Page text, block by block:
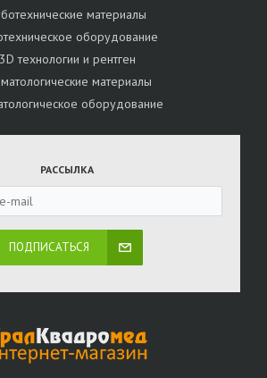
материалы
оборудование
3D технологии и рентген
материалы
оборудование
РАССЫЛКА
ПОДПИСАТЬСЯ